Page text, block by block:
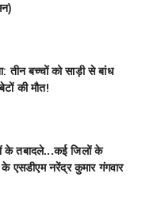
तीन बच्चों को साड़ी से बांध
की मौत!
के तबादले...कई जिलों के
नरेंद्र कुमार गंगवार